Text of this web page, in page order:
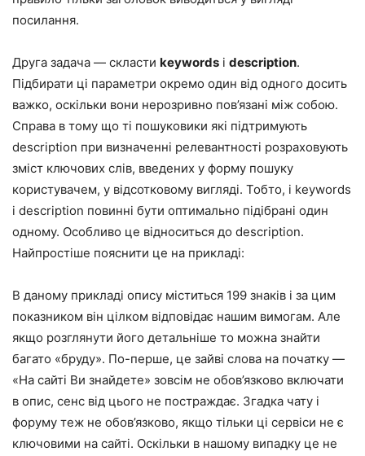
посилання.
Друга задача — скласти keywords і description.
Підбирати ці параметри окремо один від одного досить
важко, оскільки вони нерозривно пов’язані між собою.
Справа в тому що ті пошуковики які підтримують
description при визначенні релевантності розраховують
зміст ключових слів, введених у форму пошуку
користувачем, у відсотковому вигляді. Тобто, і keywords
і description повинні бути оптимально підібрані один
одному. Особливо це відноситься до description.
Найпростіше пояснити це на прикладі:
В даному прикладі опису міститься 199 знаків і за цим
показником він цілком відповідає нашим вимогам. Але
якщо розглянути його детальніше то можна знайти
багато «бруду». По-перше, це зайві слова на початку —
«На сайті Ви знайдете» зовсім не обов’язково включати
в опис, сенс від цього не постраждає. Згадка чату і
форуму теж не обов’язково, якщо тільки ці сервіси не є
ключовими на сайті. Оскільки в нашому випадку це не